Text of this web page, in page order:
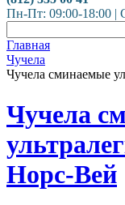
Пн-Пт: 09:00-18:00 |
Главная
Чучела
Чучела сминаемые
Чучела
Норс-Вей